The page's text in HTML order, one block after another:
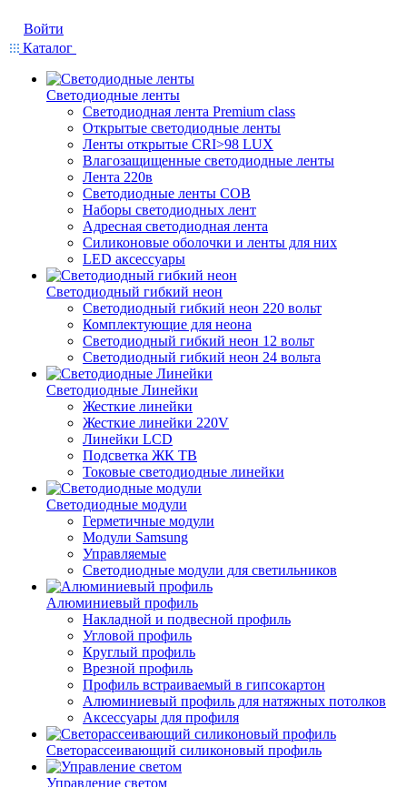
Войти
Каталог
Светодиодные ленты
Светодиодная лента Premium class
Открытые светодиодные ленты
Ленты открытые CRI>98 LUX
Влагозащищенные светодиодные ленты
Лента 220в
Светодиодные ленты COB
Наборы светодиодных лент
Адресная светодиодная лента
Силиконовые оболочки и ленты для них
LED аксессуары
Светодиодный гибкий неон
Светодиодный гибкий неон 220 вольт
Комплектующие для неона
Светодиодный гибкий неон 12 вольт
Светодиодный гибкий неон 24 вольта
Светодиодные Линейки
Жесткие линейки
Жесткие линейки 220V
Линейки LCD
Подсветка ЖК ТВ
Токовые светодиодные линейки
Светодиодные модули
Герметичные модули
Модули Samsung
Управляемые
Светодиодные модули для светильников
Алюминиевый профиль
Накладной и подвесной профиль
Угловой профиль
Круглый профиль
Врезной профиль
Профиль встраиваемый в гипсокартон
Алюминиевый профиль для натяжных потолков
Аксессуары для профиля
Светорассеивающий силиконовый профиль
Управление светом